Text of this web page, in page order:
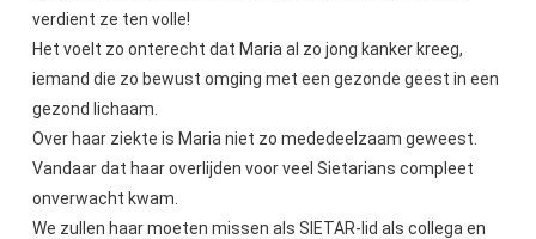
verdient ze ten volle!
Het voelt zo onterecht dat Maria al zo jong kanker kreeg,
iemand die zo bewust omging met een gezonde geest in een
gezond lichaam.
Over haar ziekte is Maria niet zo mededeelzaam geweest.
Vandaar dat haar overlijden voor veel Sietarians compleet
onverwacht kwam.
We zullen haar moeten missen als SIETAR-lid als collega en